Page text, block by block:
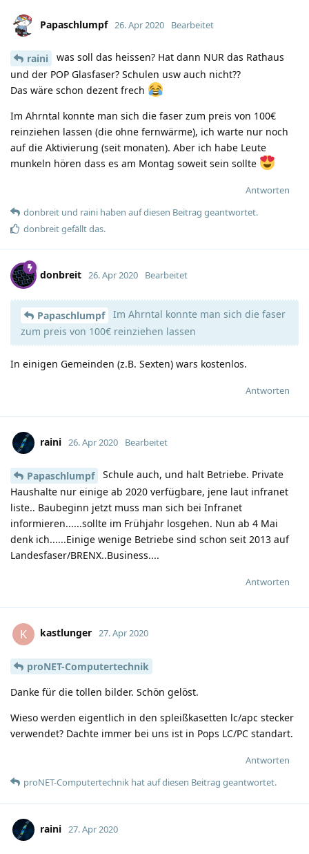
Papaschlumpf 26. Apr 2020 Bearbeitet
raini
was soll das heissen? Hat dann NUR das Rathaus
und der POP Glasfaser? Schulen usw auch nicht??
Das wäre schon dezent frech
Im Ahrntal konnte man sich die faser zum preis von 100€
reinziehen lassen (die ohne fernwärme), ich warte nur noch
auf die Aktivierung (seit monaten). Aber ich habe Leute
munkeln hören dass es am Montag soweit sein sollte
Antworten
donbreit und raini haben auf diesen Beitrag geantwortet.
donbreitgefällt das.
donbreit 26. Apr 2020 Bearbeitet
Papaschlumpf
Im Ahrntal konnte man sich die faser
zum preis von 100€ reinziehen lassen
In einigen Gemeinden (z.B. Sexten) wars kostenlos.
Antworten
raini 26. Apr 2020 Bearbeitet
Papaschlumpf
Schule auch, und halt Betriebe. Private
Haushalte nur einige ab 2020 verfügbare, jene laut infranet
liste.. Baubeginn jetzt muss man sich bei Infranet
informieren......sollte im Frühjahr losgehen. Nun ab 4 Mai
denk ich......Einige wenige Betriebe sind schon seit 2013 auf
Landesfaser/BRENX..Business....
Antworten
K kastlunger 27. Apr 2020
proNET-Computertechnik
Danke für die tollen bilder. Schön gelöst.
Wieso werden eigentlich in den spleißkasetten lc/apc stecker
verwendet? Dachte immer bei uns ist in Pops LC/PC standart.
Antworten
proNET-Computertechnik hatauf diesen Beitrag geantwortet.
raini 27. Apr 2020